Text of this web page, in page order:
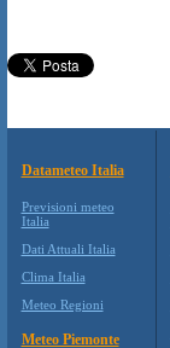
Datameteo Italia
Previsioni meteo
Italia
Dati Attuali Italia
Clima Italia
Meteo Regioni
Meteo Piemonte